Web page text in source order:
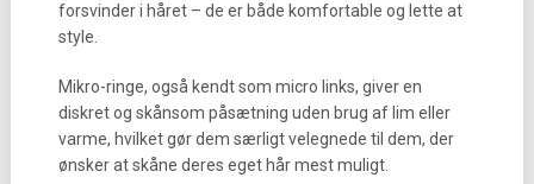
forsvinder i håret – de er både komfortable og lette at
style.
Mikro-ringe, også kendt som micro links, giver en
diskret og skånsom påsætning uden brug af lim eller
varme, hvilket gør dem særligt velegnede til dem, der
ønsker at skåne deres eget hår mest muligt.